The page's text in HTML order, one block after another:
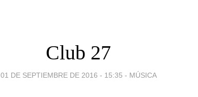
Club 27
01 DE SEPTIEMBRE DE 2016 - 15:35 - MÚSICA